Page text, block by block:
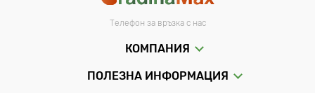
Телефон за връзка с нас
КОМПАНИЯ
ПОЛЕЗНА ИНФОРМАЦИЯ